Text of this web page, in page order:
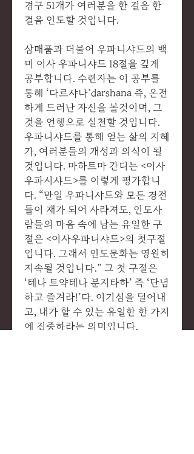
경구 51개가 여러분을 한 걸음 한
걸음 인도할 것입니다.
삼매품과 더불어 우파니샤드의 백
미 이사 우파니샤드 18절을 깊게
공부합니다. 수련자는 이 공부를
통해 ‘다르샤나’darshana 즉, 온전
하게 드러난 자신을 볼것이며, 그
것을 언행으로 실천할 것입니다.
우파니샤드를 통해 얻는 삶의 지혜
가, 여러분들의 개성과 의식이 될
것입니다. 마하트마 간디는 <이사
우파시샤드>를 이렇게 평가합니
다. “만일 우파니샤드와 모든 경전
들이 재가 되어 사라져도, 인도사
람들의 마음 속에 남는 유일한 구
절은 <이사우파니샤드>의 첫구절
입니다. 그래서 인도문화는 영원히
지속될 것입니다.” 그 첫 구절은
‘테나 트약테나 분지타하’ 즉 ‘단념
하고 즐겨라!’다. 이기심을 덜어내
고, 내가 할 수 있는 유일한 한 가지
에 집중하라는 의미입니다.